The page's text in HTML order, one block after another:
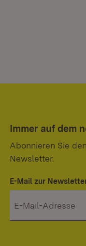
Immer auf dem
Abonnieren Sie
Newsletter.
E-Mail zur